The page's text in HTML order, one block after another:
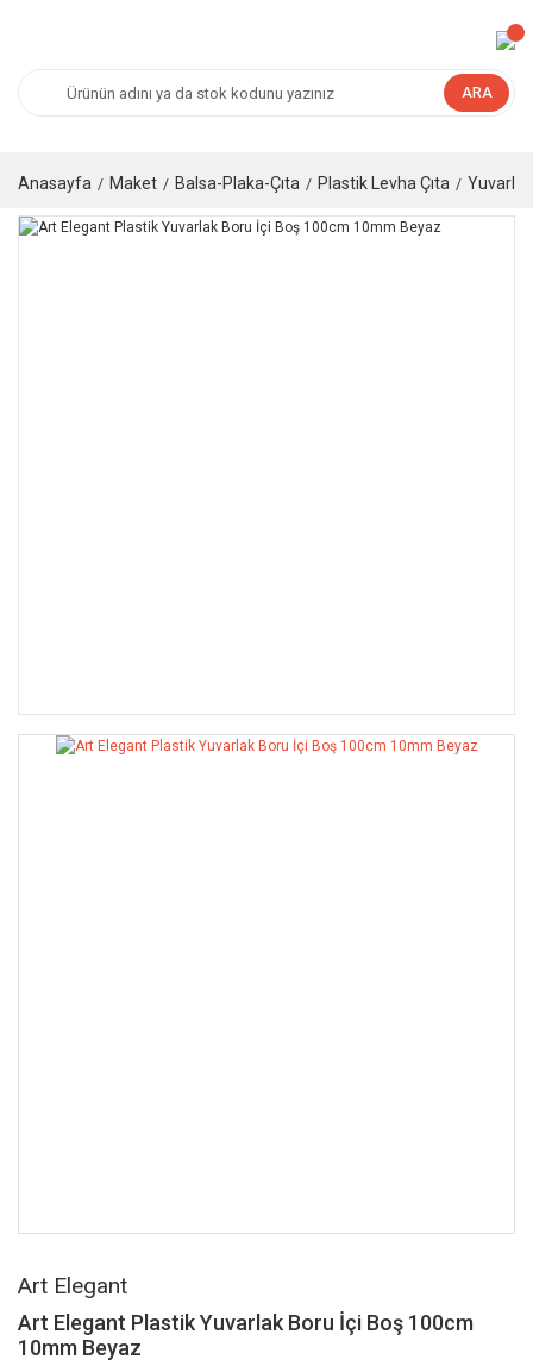
ARA
Anasayfa Maket Balsa-Plaka-Çıta Plastik Levha Çıta
Art Elegant
Art Elegant Plastik Yuvarlak Boru İçi Boş 100cm
10mm Beyaz